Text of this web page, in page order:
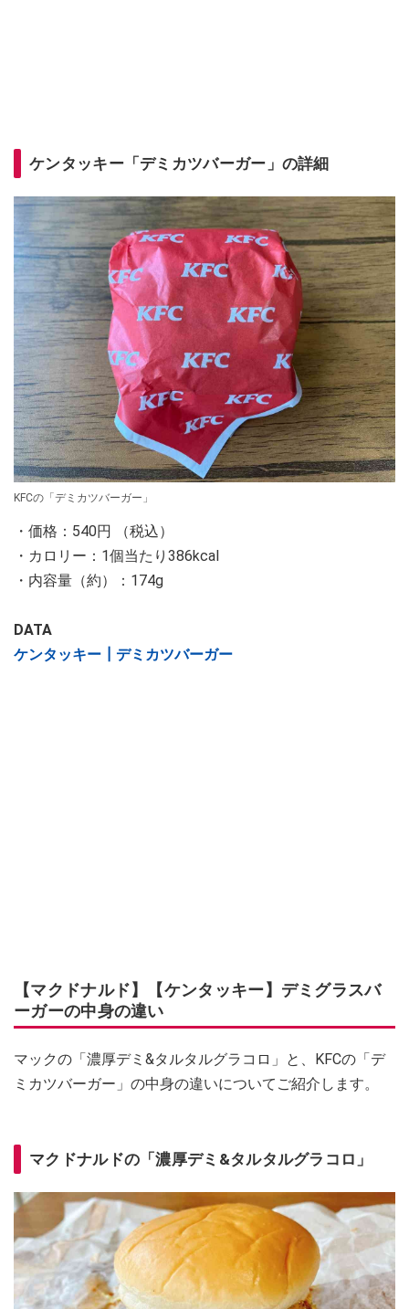
ケンタッキー「デミカツバーガー」の詳細
KFCの「デミカツバーガー」
・価格：540円 （税込）
・カロリー：1個当たり386kcal
・内容量（約）：174g
DATA
ケンタッキー┃デミカツバーガー
【マクドナルド】【ケンタッキー】デミグラスバ
ーガーの中身の違い
マックの「濃厚デミ&タルタルグラコロ」と、KFCの「デ
ミカツバーガー」の中身の違いについてご紹介します。
マクドナルドの「濃厚デミ&タルタルグラコロ」